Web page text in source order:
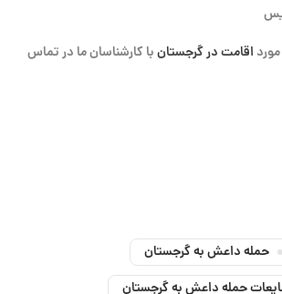
اقامت در گرجستانبا کارشناسان ما در تماس
حمله داعش به گرجستان
حمله داعش به گرجستان